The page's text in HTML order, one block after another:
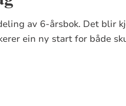
av 6-årsbok. Det blir
ein ny start for både